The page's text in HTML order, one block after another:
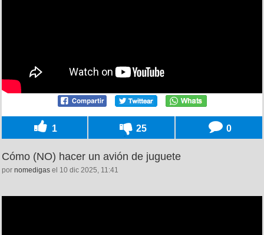
1 25 0
Cómo (NO) hacer un avión de juguete
por nomedigas el 10 dic 2025, 11:41